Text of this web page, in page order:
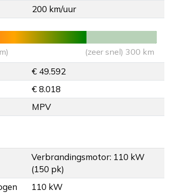
200 km/uur
(zeer snel) 300 km
€ 49.592
€ 8.018
MPV
Verbrandingsmotor: 110 kW
(150 pk)
110 kW